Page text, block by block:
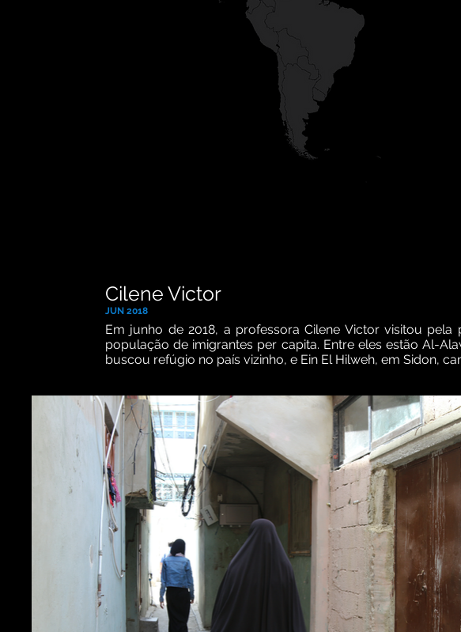
Cilene Victor
JUN 2018
Em junho de 2018, a professora Cilene Victor visitou
população de imigrantes per capita. Entre eles estão Al-
buscou refúgio no país vizinho, e Ein El Hilweh, em Sidon,